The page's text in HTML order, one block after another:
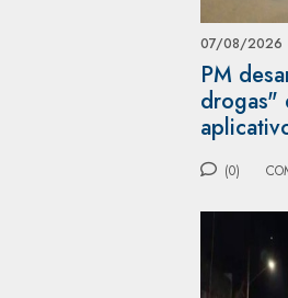
07/08/2026
PM
drogas"
(0)